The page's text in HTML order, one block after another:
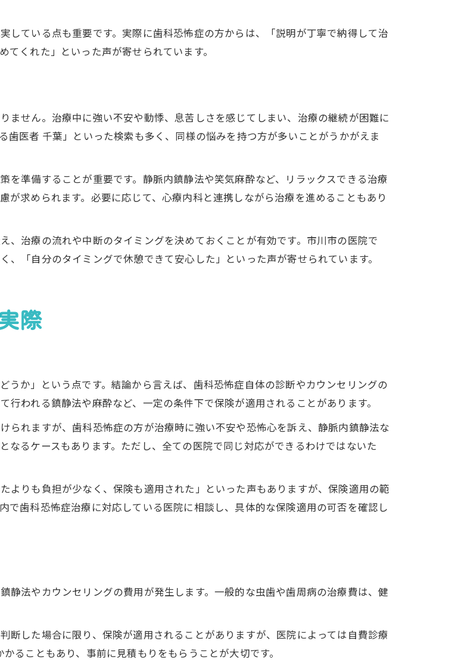
ている点も重要です。実際に歯科恐怖症の方からは、「説明が丁寧で納得して治
くれた」といった声が寄せられています。
ません。治療中に強い不安や動悸、息苦しさを感じてしまい、治療の継続が困難に
医者 千葉」といった検索も多く、同様の悩みを持つ方が多いことがうかがえま
を準備することが重要です。静脈内鎮静法や笑気麻酔など、リラックスできる治療
求められます。必要に応じて、心療内科と連携しながら治療を進めることもあり
治療の流れや中断のタイミングを決めておくことが有効です。市川市の医院で
「自分のタイミングで休憩できて安心した」といった声が寄せられています。
際
か」という点です。結論から言えば、歯科恐怖症自体の診断やカウンセリングの
われる鎮静法や麻酔など、一定の条件下で保険が適用されることがあります。
られますが、歯科恐怖症の方が治療時に強い不安や恐怖心を訴え、静脈内鎮静法な
なるケースもあります。ただし、全ての医院で同じ対応ができるわけではないた
よりも負担が少なく、保険も適用された」といった声もありますが、保険適用の範
歯科恐怖症治療に対応している医院に相談し、具体的な保険適用の可否を確認し
法やカウンセリングの費用が発生します。一般的な虫歯や歯周病の治療費は、健
した場合に限り、保険が適用されることがありますが、医院によっては自費診療
ることもあり、事前に見積もりをもらうことが大切です。